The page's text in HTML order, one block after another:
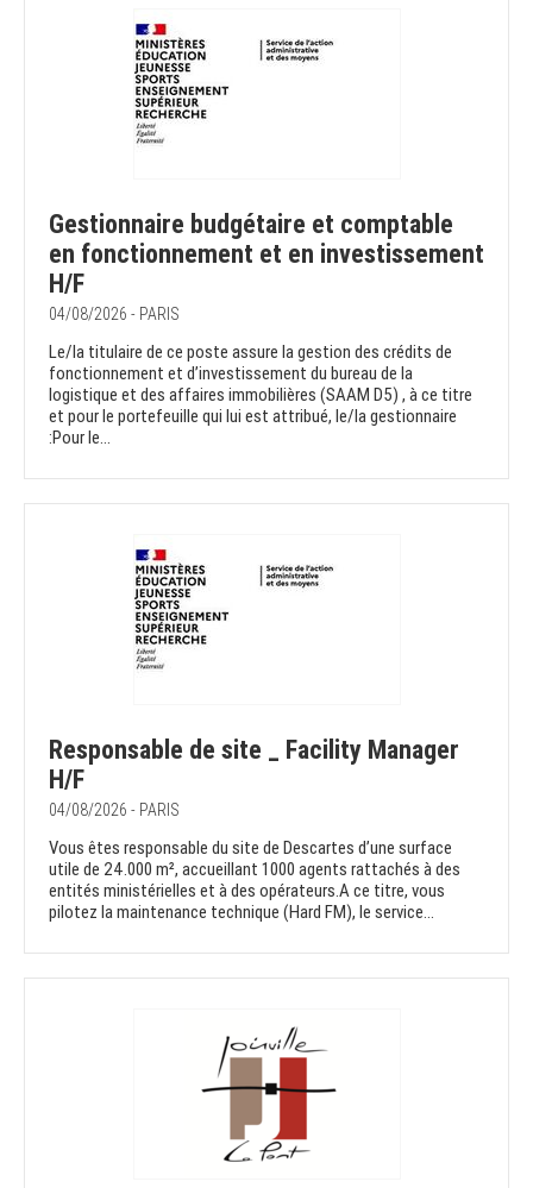
Gestionnaire budgétaire et comptable
en fonctionnement et en investissement
H/F
04/08/2026 - PARIS
Le/la titulaire de ce poste assure la gestion des crédits de
fonctionnement et d’investissement du bureau de la
logistique et des affaires immobilières (SAAM D5) , à ce titre
et pour le portefeuille qui lui est attribué, le/la gestionnaire
:Pour le...
Responsable de site _ Facility Manager
H/F
04/08/2026 - PARIS
Vous êtes responsable du site de Descartes d’une surface
utile de 24.000 m², accueillant 1000 agents rattachés à des
entités ministérielles et à des opérateurs.A ce titre, vous
pilotez la maintenance technique (Hard FM), le service...